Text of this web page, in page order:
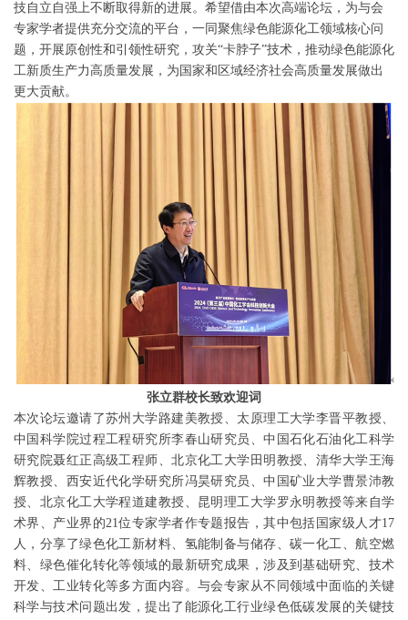
技自立自强上不断取得新的进展。希望借由本次高端论坛，为与会
专家学者提供充分交流的平台，一同聚焦绿色能源化工领域核心问
题，开展原创性和引领性研究，攻关“卡脖子”技术，推动绿色能源化
工新质生产力高质量发展，为国家和区域经济社会高质量发展做出
更大贡献。
张立群校长致欢迎词
本次论坛邀请了苏州大学路建美教授、太原理工大学李晋平教授、
中国科学院过程工程研究所李春山研究员、中国石化石油化工科学
研究院聂红正高级工程师、北京化工大学田明教授、清华大学王海
辉教授、西安近代化学研究所冯昊研究员、中国矿业大学曹景沛教
授、北京化工大学程道建教授、昆明理工大学罗永明教授等来自学
术界、产业界的21位专家学者作专题报告，其中包括国家级人才17
人，分享了绿色化工新材料、氢能制备与储存、碳一化工、航空燃
料、绿色催化转化等领域的最新研究成果，涉及到基础研究、技术
开发、工业转化等多方面内容。与会专家从不同领域中面临的关键
科学与技术问题出发，提出了能源化工行业绿色低碳发展的关键技